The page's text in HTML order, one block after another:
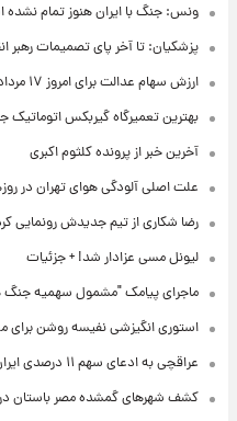
ونس: جنگ با ایران هنوز تمام نشده
پزشکیان: تا آخر پای تصمیمات رهبر
ارزش سهام عدالت برای امروز ۱۷ مرداد ۱۴۰۵ + جدول
بهترین تعمیرگاه گیربکس
آخرین خبر از پرونده کلثوم اکبری
علت اصلی آلودگی هوای تهران در
رضا شکاری از تیم جدیدش رونمایی
لیونل مسی عزادار شد! + جزئیات
ماجرای پیامک "مشمول سهمیه
استوری انگیزشی نفیسه روشن
عراقچی به ادعای سهم ۱۱ درصدی ایران از خزر پاسخ داد
کشف شهرهای گمشده مصر باستان در